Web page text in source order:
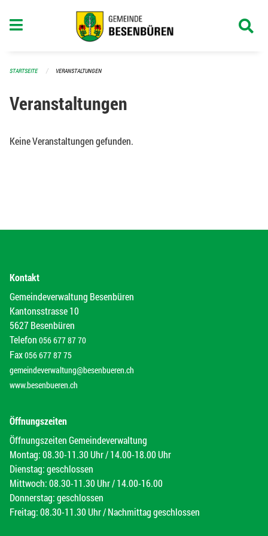
STARTSEITE VERANSTALTUNGEN
Veranstaltungen
Keine Veranstaltungen gefunden.
Kontakt
Gemeindeverwaltung Besenbüren
Kantonsstrasse 10
5627 Besenbüren
Telefon 056 677 87 70
Fax056 677 87 75
gemeindeverwaltung@besenbueren.ch
www.besenbueren.ch
Öffnungszeiten
Öffnungszeiten Gemeindeverwaltung
Montag: 08.30-11.30 Uhr / 14.00-18.00 Uhr
Dienstag: geschlossen
Mittwoch: 08.30-11.30 Uhr / 14.00-16.00
Donnerstag: geschlossen
Freitag: 08.30-11.30 Uhr / Nachmittag geschlossen